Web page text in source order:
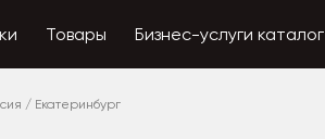
Товары Бизнес-услуги каталог
/ Екатеринбург